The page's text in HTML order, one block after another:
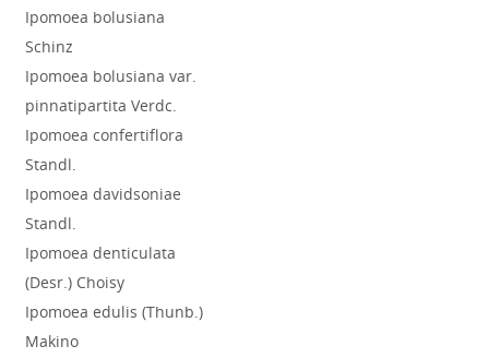
Ipomoea bolusiana
Schinz
Ipomoea bolusiana var.
pinnatipartita Verdc.
Ipomoea confertiflora
Standl.
Ipomoea davidsoniae
Standl.
Ipomoea denticulata
(Desr.) Choisy
Ipomoea edulis (Thunb.)
Makino